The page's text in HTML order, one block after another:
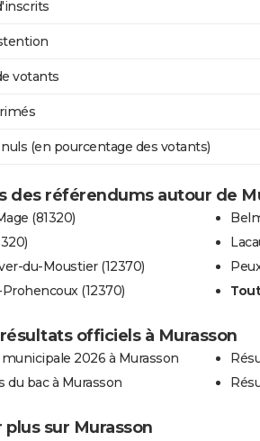
votants
nuls (en pourcentage des votants)
des référendums autour de
(81320)
du-Moustier (12370)
(12370)
officiels à Murasson
2026 à Murasson
du bac à Murasson
plus sur Murasson